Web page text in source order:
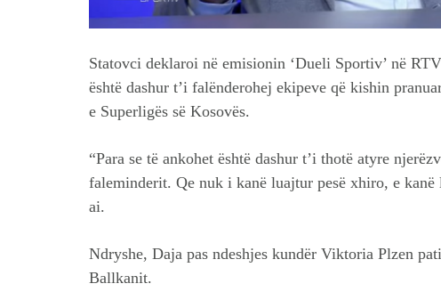
Statovci deklaroi në emisionin ‘Dueli Sportiv’ në
është dashur t’i falënderohej ekipeve që kishin
e Superligës së Kosovës.
“Para se të ankohet është dashur t’i thotë atyre
faleminderit. Qe nuk i kanë luajtur pesë xhiro, e
ai.
Ndryshe, Daja pas ndeshjes kundër Viktoria Plzen
Ballkanit.